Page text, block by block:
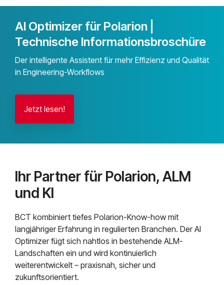
AI Optimizer für Polarion |
Technische Informationsbroschüre
Der intelligente Assistent für mehr Effizienz und Qualität
in Engineering-Workflows
Jetzt lesen!
Ihr Partner für Polarion, ALM
und KI
BCT kombiniert tiefes Polarion-Know-how mit
langjähriger Erfahrung in regulierten Branchen. Der AI
Optimizer fügt sich nahtlos in bestehende ALM-
Landschaften ein und wird kontinuierlich
weiterentwickelt – praxisnah, sicher und
zukunftsorientiert.